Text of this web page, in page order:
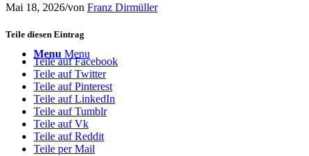
Menu Menu
Mai 18, 2026/von Franz Dirmüller
Teile diesen Eintrag
Teile auf Facebook
Teile auf Twitter
Teile auf Pinterest
Teile auf LinkedIn
Teile auf Tumblr
Teile auf Vk
Teile auf Reddit
Teile per Mail